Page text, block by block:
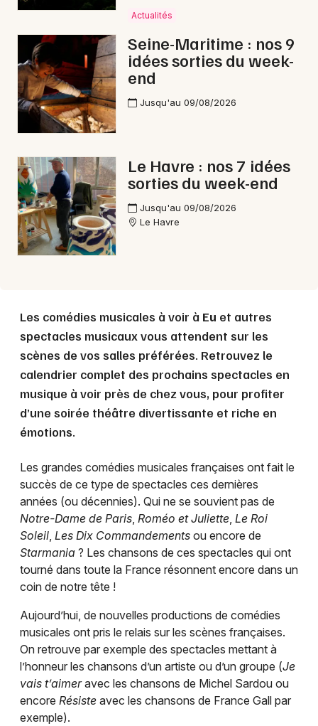
Choisir mes départements
Mon email
Actualités
Seine-Maritime : nos 9
idées sorties du week-
end
Jusqu'au 09/08/2026
Le Havre : nos 7 idées
sorties du week-end
Jusqu'au 09/08/2026
Le Havre
Les comédies musicales à voir à Eu et autres
spectacles musicaux vous attendent sur les
scènes de vos salles préférées. Retrouvez le
calendrier complet des prochains spectacles en
musique à voir près de chez vous, pour profiter
d’une soirée théâtre divertissante et riche en
émotions.
Les grandes comédies musicales françaises ont fait le
succès de ce type de spectacles ces dernières
années (ou décennies). Qui ne se souvient pas de
Notre-Dame de Paris, Roméo et Juliette, Le Roi
Soleil, Les Dix Commandements ou encore de
Starmania ? Les chansons de ces spectacles qui ont
tourné dans toute la France résonnent encore dans un
coin de notre tête !
Aujourd’hui, de nouvelles productions de comédies
musicales ont pris le relais sur les scènes françaises.
On retrouve par exemple des spectacles mettant à
l’honneur les chansons d’un artiste ou d’un groupe (Je
vais t’aimeravec les chansons de Michel Sardou ou
encore Résiste avec les chansons de France Gall par
exemple).